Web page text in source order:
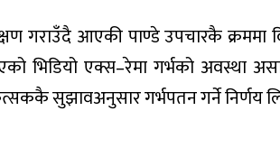
गराउँदै आएकी पाण्डे उपचारकै क्रममा
भिडियो एक्स–रेमा गर्भको अवस्था
सुझावअनुसार गर्भपतन गर्ने निर्णय